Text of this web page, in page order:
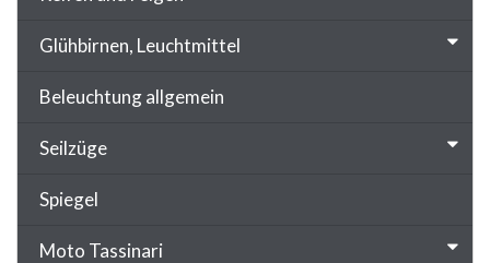
Glühbirnen, Leuchtmittel
Beleuchtung allgemein
Seilzüge
Spiegel
Moto Tassinari